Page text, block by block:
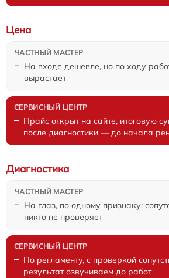
На входе дешевле, но по ходу
вырастает
Цена
Прайс открыт на сайте, итоговую
после диагностики — до начала
На глаз, по одному признаку:
никто не проверяет
Диагностика
По регламенту, с проверкой
результат озвучиваем до работ